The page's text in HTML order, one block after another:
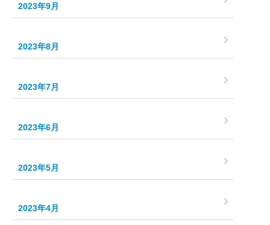
2023年9月
2023年8月
2023年7月
2023年6月
2023年5月
2023年4月